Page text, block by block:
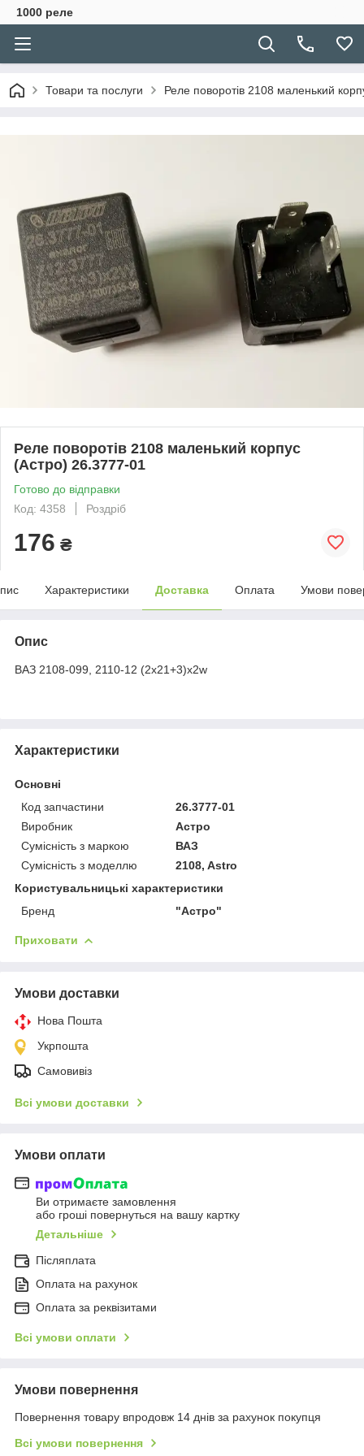
1000 реле
Товари та послуги Реле поворотів 2108 маленький
Реле поворотів 2108 маленький корпус
(Астро) 26.3777-01
Готово до відправки
Код: 4358
Роздріб
176 ₴
Характеристики Доставка Оплата Умови
Опис
ВАЗ 2108-099, 2110-12 (2х21+3)х2w
Характеристики
Основні
Код запчастини
26.3777-01
Виробник
Астро
Сумісність з маркою
ВАЗ
Сумісність з моделлю
2108, Astro
Користувальницькі характеристики
Бренд
"Астрo"
Приховати
Умови доставки
Нова Пошта
Укрпошта
Самовивіз
Всі умови доставки
Умови оплати
Ви отримаєте замовлення
або гроші повернуться на вашу картку
Детальніше
Післяплата
Оплата на рахунок
Оплата за реквізитами
Всі умови оплати
Умови повернення
Повернення товару впродовж 14 днів за рахунок покупця
Всі умови повернення